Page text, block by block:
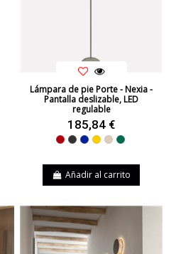
Lámpara de pie Porte - Nexia -
Pantalla deslizable, LED
regulable
185,84 €
RojoNegro
AzulAmarillo
BeigeVerde
Añadir al carrito